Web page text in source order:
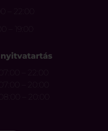
08:00 – 20:00